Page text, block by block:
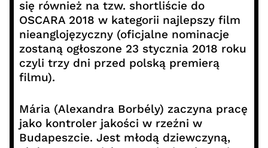
się również na tzw. shortliście do
OSCARA 2018 w kategorii najlepszy film
nieanglojęzyczny (oficjalne nominacje
zostaną ogłoszone 23 stycznia 2018 roku
czyli trzy dni przed polską premierą
filmu).
Mária (Alexandra Borbély) zaczyna pracę
jako kontroler jakości w rzeźni w
Budapeszcie. Jest młodą dziewczyną,